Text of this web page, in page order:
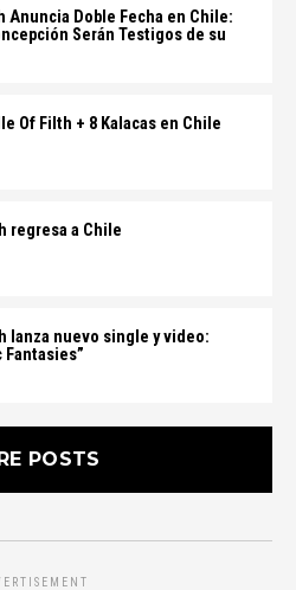
Anuncia Doble Fecha en Chile:
Serán Testigos de su
Of Filth + 8 Kalacas en Chile
regresa a Chile
lanza nuevo single y video:
Fantasies”
POSTS